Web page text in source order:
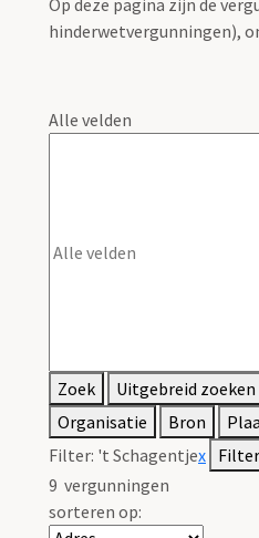
Op deze pagina zijn de
hinderwetvergunningen),
Alle velden
Zoek
Uitgebreid zoeken
Organisatie
Bron
Filter: 't Schagentjex
9 vergunningen
sorteren op: